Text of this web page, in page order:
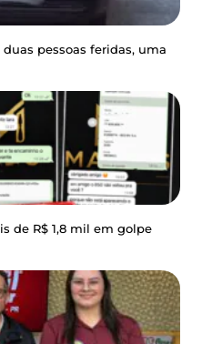
pessoas feridas, uma
de R$ 1,8 mil em golpe